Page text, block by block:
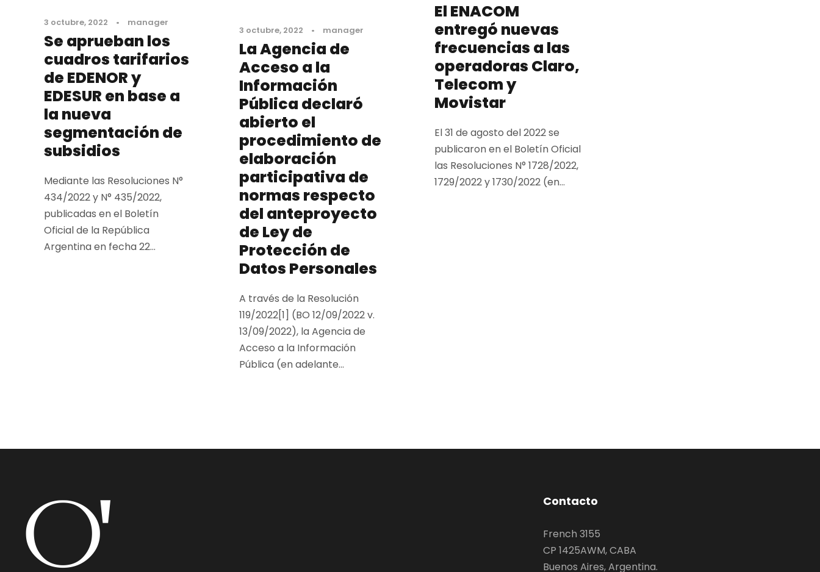
3 octubre, 2022 • manager
Se aprueban los
cuadros tarifarios
de EDENOR y
EDESUR en base a
la nueva
segmentación de
subsidios
Mediante las Resoluciones N°
434/2022 y N° 435/2022,
publicadas en el Boletín
Oficial de la República
Argentina en fecha 22...
3 octubre, 2022 • manager
La Agencia de
Acceso a la
Información
Pública declaró
abierto el
procedimiento de
elaboración
participativa de
normas respecto
del anteproyecto
de Ley de
Protección de
Datos Personales
A través de la Resolución
119/2022[1] (BO 12/09/2022 v.
13/09/2022), la Agencia de
Acceso a la Información
Pública (en adelante...
El ENACOM
entregó nuevas
frecuencias a las
operadoras Claro,
Telecom y
Movistar
El 31 de agosto del 2022 se
publicaron en el Boletín Oficial
las Resoluciones N° 1728/2022,
1729/2022 y 1730/2022 (en...
Contacto
French 3155
CP 1425AWM, CABA
Buenos Aires, Argentina.